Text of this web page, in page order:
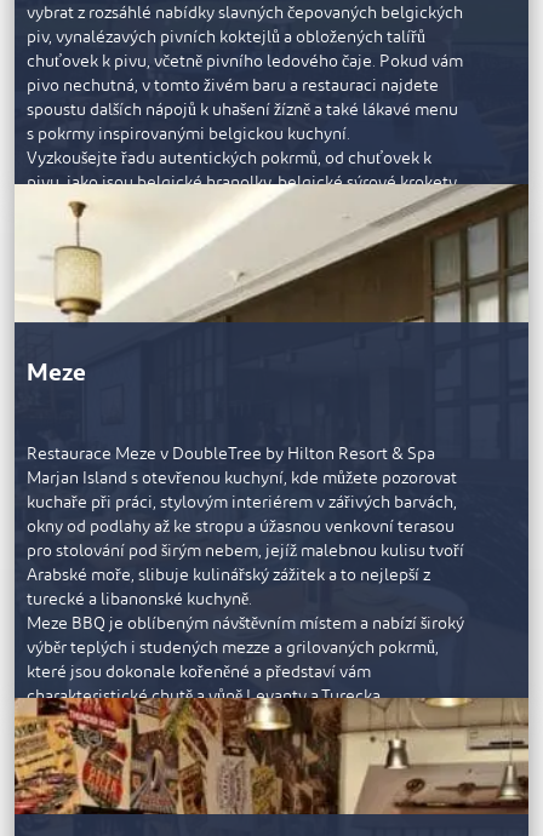
vybrat z rozsáhlé nabídky slavných čepovaných belgických
piv, vynalézavých pivních koktejlů a obložených talířů
chuťovek k pivu, včetně pivního ledového čaje. Pokud vám
pivo nechutná, v tomto živém baru a restauraci najdete
spoustu dalších nápojů k uhašení žízně a také lákavé menu
s pokrmy inspirovanými belgickou kuchyní.
Vyzkoušejte řadu autentických pokrmů, od chuťovek k
pivu, jako jsou belgické hranolky, belgické sýrové krokety
a domácí „Bitterballen“, které dokonale doplní vybrané
pivo, až po obložené talíře a tradiční mušle. V belgické
kavárně Beer Café, která je otevřená od 12 do 14 hodin, se
podávají obědy a večeře a atmosféru můžete nasávat až do
časných ranních hodin.
Meze
Restaurace Meze v DoubleTree by Hilton Resort & Spa
Marjan Island s otevřenou kuchyní, kde můžete pozorovat
kuchaře při práci, stylovým interiérem v zářivých barvách,
okny od podlahy až ke stropu a úžasnou venkovní terasou
pro stolování pod širým nebem, jejíž malebnou kulisu tvoří
Arabské moře, slibuje kulinářský zážitek a to nejlepší z
turecké a libanonské kuchyně.
Meze BBQ je oblíbeným návštěvním místem a nabízí široký
výběr teplých i studených mezze a grilovaných pokrmů,
které jsou dokonale kořeněné a představí vám
charakteristické chutě a vůně Levanty a Turecka.
Restaurace se také specializuje na pravý turecký pokrm
pide, z jehož osmi druhů si můžete vybrat, a na domácí
turecký laban, kunafu a osvěžující turecký čaj. Restaurace
Meze je otevřená od 12:30 do 15:30 hodin na oběd a od
18:30 do 22:30 hodin na večeři.